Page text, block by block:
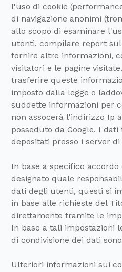
l'uso di cookie
di navigazione anonimi
allo scopo di esaminare
utenti, compilare report
fornire altre informazioni,
visitatori e le pagine
trasferire queste
imposto dalla legge o
suddette informazioni per
non assocerà l'indirizzo Ip
posseduto da Google. I dati
depositati presso i server
In base a specifico accordo
designato quale
dati degli utenti, questi si
in base alle richieste del
direttamente tramite le
In base a tali impostazioni
di condivisione dei dati
Ulteriori informazioni sui